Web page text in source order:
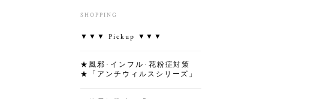
SHOPPING
▼▼▼ Pickup ▼▼▼
★風邪･インフル･花粉症対策
★「アンチウィルスシリーズ」